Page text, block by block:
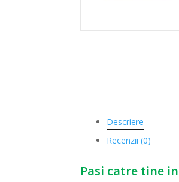
Descriere
Recenzii (0)
Pasi catre tine